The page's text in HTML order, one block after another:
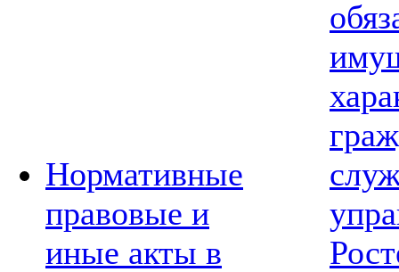
Нормативные
правовые и
иные акты в